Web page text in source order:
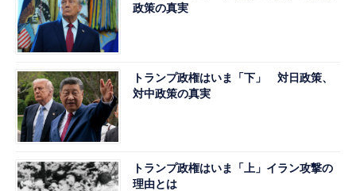
政策の真実
トランプ政権はいま「下」 対日政策、
対中政策の真実
トランプ政権はいま「上」イラン攻撃の
理由とは